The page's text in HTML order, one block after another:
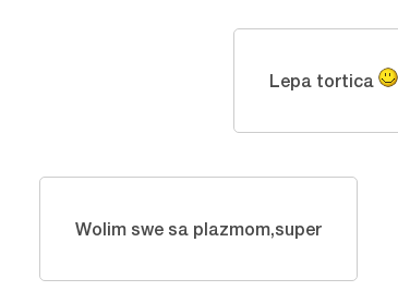
Lepa tortica
Wolim swe sa plazmom,super